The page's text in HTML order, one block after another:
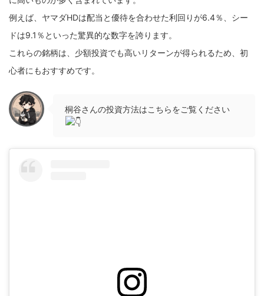
例えば、ヤマダHDは配当と優待を合わせた利回りが6.4％、シー
ドは9.1％といった驚異的な数字を誇ります。
これらの銘柄は、少額投資でも高いリターンが得られるため、初
心者にもおすすめです。
桐谷さんの投資方法はこちらをご覧ください